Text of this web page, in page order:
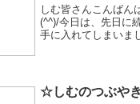
しむ皆さんこんばん
(^^)/今日は、先日に
手に入れてしまいま
☆しむのつぶや